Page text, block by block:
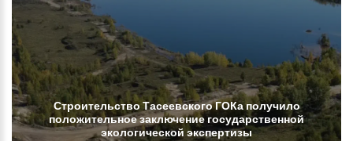
СтроительствоТасеевскогоГОКаполучило
положительноезаключениегосударственной
экологической экспертизы